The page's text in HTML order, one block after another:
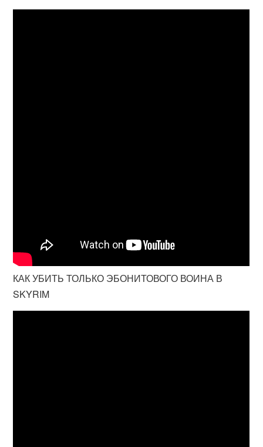
КАК УБИТЬ ТОЛЬКО ЭБОНИТОВОГО ВОИНА В
SKYRIM